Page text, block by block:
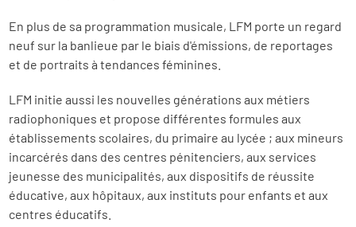
En plus de sa programmation musicale, LFM porte un regard
neuf sur la banlieue par le biais d'émissions, de reportages
et de portraits à tendances féminines.
LFM initie aussi les nouvelles générations aux métiers
radiophoniques et propose différentes formules aux
établissements scolaires, du primaire au lycée ; aux mineurs
incarcérés dans des centres pénitenciers, aux services
jeunesse des municipalités, aux dispositifs de réussite
éducative, aux hôpitaux, aux instituts pour enfants et aux
centres éducatifs.